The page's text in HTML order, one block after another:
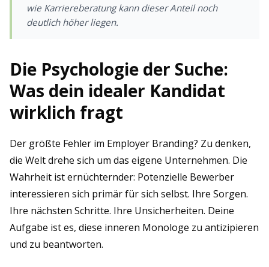
wie Karriereberatung kann dieser Anteil noch
deutlich höher liegen.
Die Psychologie der Suche:
Was dein idealer Kandidat
wirklich fragt
Der größte Fehler im Employer Branding? Zu denken,
die Welt drehe sich um das eigene Unternehmen. Die
Wahrheit ist ernüchternder: Potenzielle Bewerber
interessieren sich primär für sich selbst. Ihre Sorgen.
Ihre nächsten Schritte. Ihre Unsicherheiten. Deine
Aufgabe ist es, diese inneren Monologe zu antizipieren
und zu beantworten.